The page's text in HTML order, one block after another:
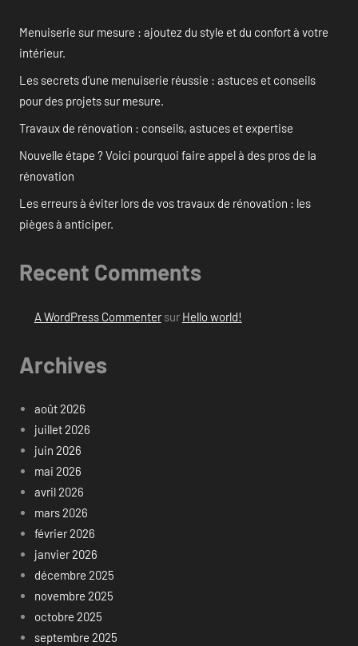
Menuiserie sur mesure : ajoutez du style et du confort à votre
intérieur.
Les secrets d’une menuiserie réussie : astuces et conseils
pour des projets sur mesure.
Travaux de rénovation : conseils, astuces et expertise
Nouvelle étape ? Voici pourquoi faire appel à des pros de la
rénovation
Les erreurs à éviter lors de vos travaux de rénovation : les
pièges à anticiper.
Recent Comments
A WordPress Commentersur Hello world!
Archives
août 2026
juillet 2026
juin 2026
mai 2026
avril 2026
mars 2026
février 2026
janvier 2026
décembre 2025
novembre 2025
octobre 2025
septembre 2025